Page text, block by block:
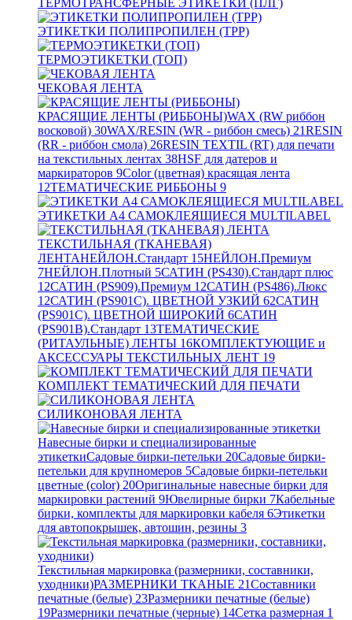
ТЕРМОТРАНСФЕРНЫЕ ЭТИКЕТКИ (ПЛГ)
ЭТИКЕТКИ ПОЛИПРОПИЛЕН (TPP)
ТЕРМОЭТИКЕТКИ (ТОП)
ЧЕКОВАЯ ЛЕНТА
КРАСЯЩИЕ ЛЕНТЫ (РИББОНЫ)WAX (RW риббон
восковой) 30WAX/RESIN (WR - риббон смесь) 21RESIN
(RR - риббон смола) 26RESIN TEXTIL (RT) для печати
на текстильных лентах 38HSF для датеров и
маркираторов 9Color (цветная) красящая лента
12ТЕМАТИЧЕСКИЕ РИББОНЫ 9
ЭТИКЕТКИ А4 САМОКЛЕЯЩИЕСЯ MULTILABEL
ТЕКСТИЛЬНАЯ (ТКАНЕВАЯ)
ЛЕНТАНЕЙЛОН.Стандарт 15НЕЙЛОН.Премиум
7НЕЙЛОН.Плотный 5САТИН (PS430).Стандарт плюс
12САТИН (PS909).Премиум 12САТИН (PS486).Люкс
12САТИН (PS901C). ЦВЕТНОЙ УЗКИЙ 62САТИН
(PS901C). ЦВЕТНОЙ ШИРОКИЙ 6САТИН
(PS901B).Стандарт 13ТЕМАТИЧЕСКИЕ
(РИТАУЛЬНЫЕ) ЛЕНТЫ 16КОМПЛЕКТУЮЩИЕ и
АКСЕССУАРЫ ТЕКСТИЛЬНЫХ ЛЕНТ 19
КОМПЛЕКТ ТЕМАТИЧЕСКИЙ ДЛЯ ПЕЧАТИ
СИЛИКОНОВАЯ ЛЕНТА
Навесные бирки и специализированные
этикеткиСадовые бирки-петельки 20Садовые бирки-
петельки для крупномеров 5Садовые бирки-петельки
цветные (color) 20Оригинальные навесные бирки для
маркировки растений 9Ювелирные бирки 7Кабельные
бирки, комплекты для маркировки кабеля 6Этикетки
для автопокрышек, автошин, резины 3
Текстильная маркировка (размерники, составники,
уходники)РАЗМЕРНИКИ ТКАНЫЕ 21Составники
печатные (белые) 23Размерники печатные (белые)
19Размерники печатные (черные) 14Сетка размерная 1